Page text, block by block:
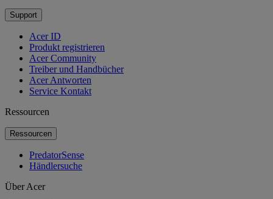
Support
Acer ID
Produkt registrieren
Acer Community
Treiber und Handbücher
Acer Antworten
Service Kontakt
Ressourcen
Ressourcen
PredatorSense
Händlersuche
Über Acer